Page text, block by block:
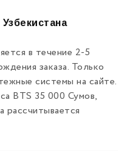
в течение 2-5
заказа. Только
системы на сайте.
BTS 35 000 Сумов,
рассчитывается